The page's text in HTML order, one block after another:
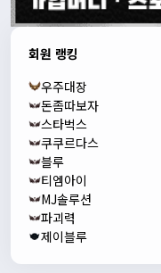
회원 랭킹
우주대장
돈좀따보자
스타벅스
쿠쿠르다스
블루
티엠아이
MJ솔루션
파괴력
제이블루